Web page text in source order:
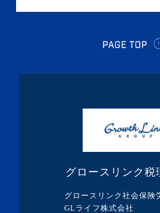
グロースリンク税
グロースリンク社会保険
GLライフ株式会社